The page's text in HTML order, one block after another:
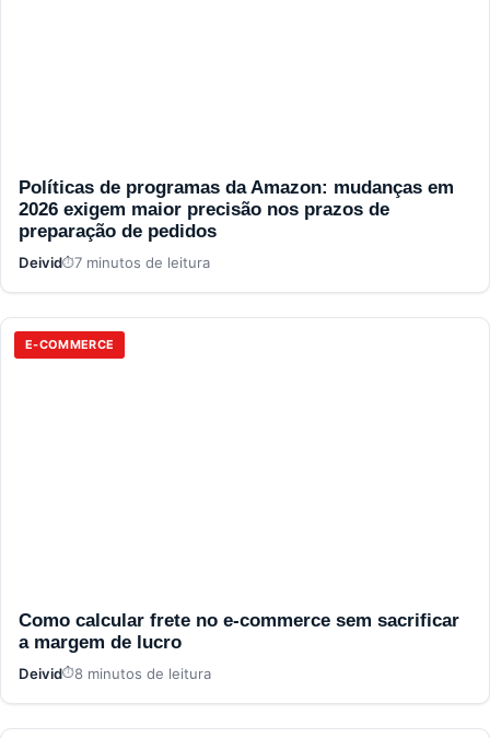
Políticas de programas da Amazon: mudanças em
2026 exigem maior precisão nos prazos de
preparação de pedidos
Deivid 7 minutos de leitura
E-COMMERCE
Como calcular frete no e-commerce sem sacrificar
a margem de lucro
Deivid 8 minutos de leitura